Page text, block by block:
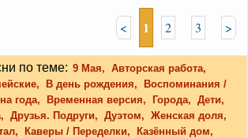
< 1 2 3 >
по теме: 9 Мая, Авторская работа,
В день рождения,
Воспоминания /
года, Временная версия, Города, Дети,
Друзья. Подруги, Дуэтом, Женская доля,
Каверы / Переделки,
Казённый дом,